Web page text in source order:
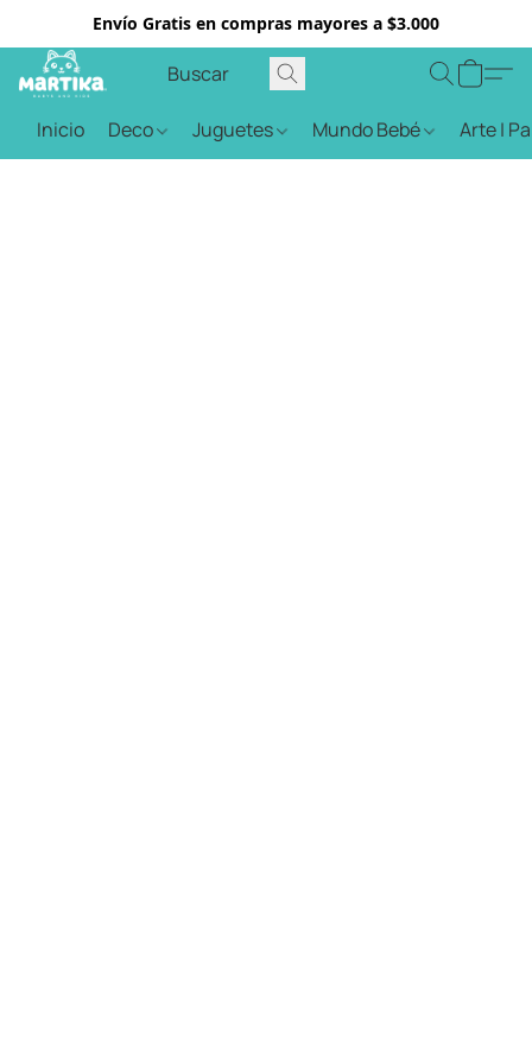
Envío Gratis en compras mayores a $3.000
Inicio Deco Juguetes Mundo Bebé Arte |